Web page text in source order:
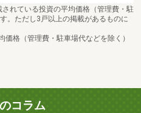
れている投資の平均価格（管理費・駐
。ただし3戸以上の掲載があるものに
格（管理費・駐車場代などを除く）
コラム